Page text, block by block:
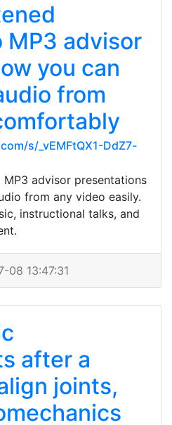
MP3 advisor
you can
from
s/_vEMFtQX1-DdZ7-
MP3 advisor presentations
from any video easily.
instructional talks, and
08 13:47:31
after a
joints,